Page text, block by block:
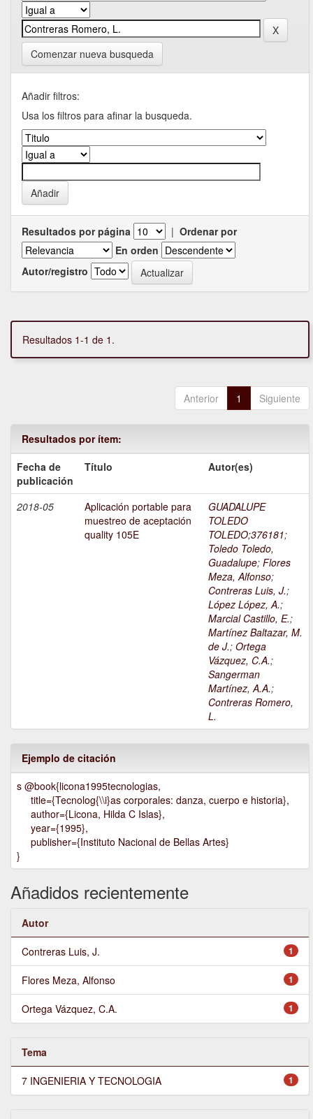
Comenzar nueva busqueda
Añadir filtros:
Usa los filtros para afinar la busqueda.
Resultados por página | Ordenar por
En orden
Autor/registro
Resultados 1-1 de 1.
Anterior 1 Siguiente
Resultados por ítem:
Fecha de
publicación
Título Autor(es)
2018-05
Aplicación portable para
muestreo de aceptación
quality 105E
GUADALUPE
TOLEDO
TOLEDO;376181;
Toledo Toledo,
Guadalupe; Flores
Meza, Alfonso;
Contreras Luis, J.;
López López, A.;
Marcial Castillo, E.;
Martínez Baltazar, M.
de J.; Ortega
Vázquez, C.A.;
Sangerman
Martínez, A.A.;
Contreras Romero,
L.
Ejemplo de citación
s @book{licona1995tecnologias,
title={Tecnolog{\\i}as corporales: danza, cuerpo e historia},
author={Licona, Hilda C Islas},
year={1995},
publisher={Instituto Nacional de Bellas Artes}
}
Añadidos recientemente
Autor
1
Contreras Luis, J.
1
Flores Meza, Alfonso
1
Ortega Vázquez, C.A.
Tema
1
7 INGENIERIA Y TECNOLOGIA